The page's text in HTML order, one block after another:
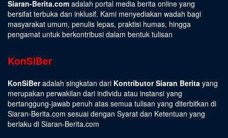
Siaran-Berita.com adalah portal media berita online yang
bersifat terbuka dan inklusif. Kami menyediakan wadah bagi
masyarakat umum, penulis lepas, praktisi humas, hingga
pengamat untuk berkontribusi dalam bentuk tulisan
KonSiBer
KonSiBeradalah singkatan dari Kontributor Siaran Berita yang
merupakan perwakilan dari individu atau instansi yang
bertanggung-jawab penuh atas semua tulisan yang diterbitkan di
Siaran-Berita.com sesuai dengan Syarat dan Ketentuan yang
berlaku di Siaran-Berita.com